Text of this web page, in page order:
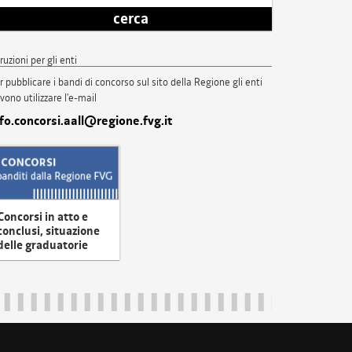
cerca
per gli enti
pubblicare i bandi di concorso sul sito della Regione gli enti
utilizzare l'e-mail
in atto e
situazione
graduatorie